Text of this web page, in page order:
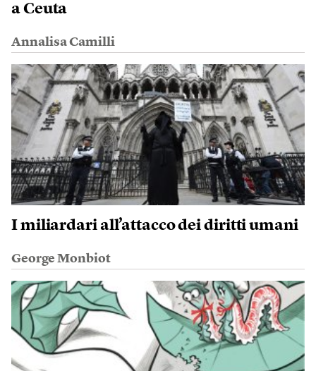
a Ceuta
Annalisa Camilli
I miliardari all’attacco dei diritti umani
George Monbiot